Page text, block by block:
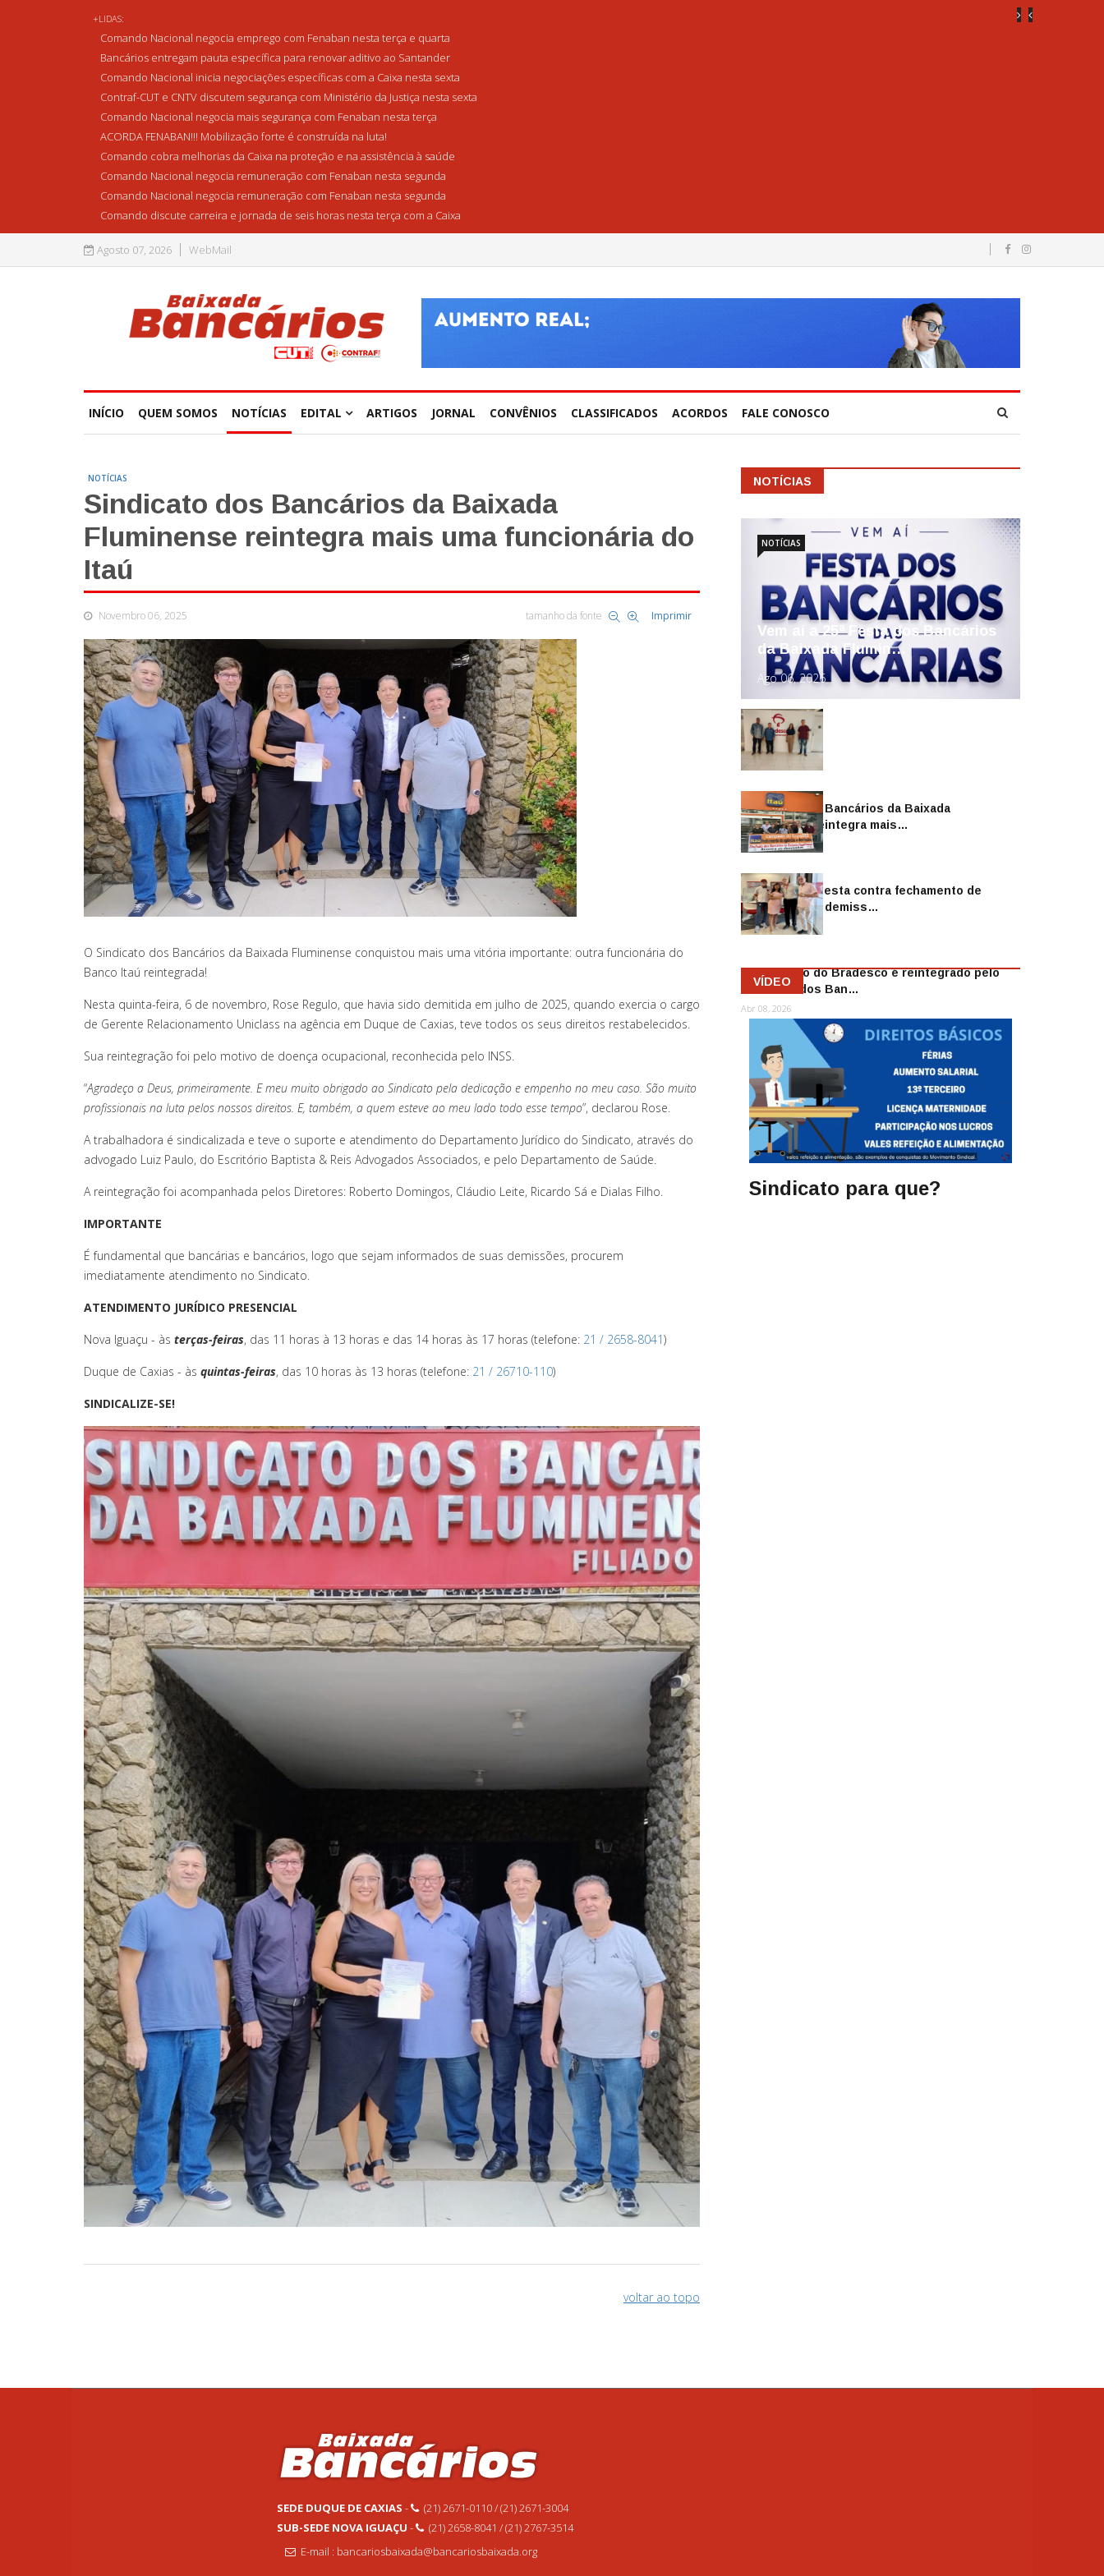
+LIDAS:
Comando Nacional negocia emprego com Fenaban nesta terça e quarta
Bancários entregam pauta específica para renovar aditivo ao Santander
Comando Nacional inicia negociações específicas com a Caixa nesta sexta
Contraf-CUT e CNTV discutem segurança com Ministério da Justiça nesta sexta
Comando Nacional negocia mais segurança com Fenaban nesta terça
ACORDA FENABAN!!! Mobilização forte é construída na luta!
Comando cobra melhorias da Caixa na proteção e na assistência à saúde
Comando Nacional negocia remuneração com Fenaban nesta segunda
Comando Nacional negocia remuneração com Fenaban nesta segunda
Comando discute carreira e jornada de seis horas nesta terça com a Caixa
Agosto 07, 2026 WebMail
INÍCIO QUEM SOMOS NOTÍCIAS EDITAL ARTIGOS JORNAL CONVÊNIOS CLASSIFICADOS ACORDOS FALE CONOSCO
NOTÍCIAS
Sindicato dos Bancários da Baixada
Fluminense reintegra mais uma funcionária do
Itaú
Novembro 06, 2025 tamanho da fonte Imprimir
O Sindicato dos Bancários da Baixada Fluminense conquistou mais uma vitória importante: outra funcionária do
Banco Itaú reintegrada!
Nesta quinta-feira, 6 de novembro, Rose Regulo, que havia sido demitida em julho de 2025, quando exercia o cargo
de Gerente Relacionamento Uniclass na agência em Duque de Caxias, teve todos os seus direitos restabelecidos.
Sua reintegração foi pelo motivo de doença ocupacional, reconhecida pelo INSS.
“Agradeço a Deus, primeiramente. E meu muito obrigado ao Sindicato pela dedicação e empenho no meu caso. São muito
profissionais na luta pelos nossos direitos. E, também, a quem esteve ao meu lado todo esse tempo”, declarou Rose.
A trabalhadora é sindicalizada e teve o suporte e atendimento do Departamento Jurídico do Sindicato, através do
advogado Luiz Paulo, do Escritório Baptista & Reis Advogados Associados, e pelo Departamento de Saúde.
A reintegração foi acompanhada pelos Diretores: Roberto Domingos, Cláudio Leite, Ricardo Sá e Dialas Filho.
IMPORTANTE
É fundamental que bancárias e bancários, logo que sejam informados de suas demissões, procurem
imediatamente atendimento no Sindicato.
ATENDIMENTO JURÍDICO PRESENCIAL
Nova Iguaçu - às terças-feiras, das 11 horas à 13 horas e das 14 horas às 17 horas (telefone: 21 / 2658-8041)
Duque de Caxias - às quintas-feiras, das 10 horas às 13 horas (telefone: 21 / 26710-110)
SINDICALIZE-SE!
voltar ao topo
NOTÍCIAS
Vem aí a 25ª Festa dos Bancários
da Baixada Flumin…
Ago 06, 2026
NOTÍCIAS
Sindicato dos Bancários da Baixada
Fluminense reintegra mais…
Jul 14, 2026
Sindicato protesta contra fechamento de
agências e as demiss…
Mai 13, 2026
Funcionário do Bradesco é reintegrado pelo
Sindicato dos Ban…
Abr 08, 2026
VÍDEO
Sindicato para que?
SEDE DUQUE DE CAXIAS -
(21) 2671-0110 / (21) 2671-3004
SUB-SEDE NOVA IGUAÇU -
(21) 2658-8041 / (21) 2767-3514
E-mail : bancariosbaixada@bancariosbaixada.org